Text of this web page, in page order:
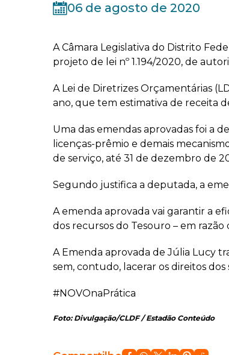
06 de agosto de 2020
A Câmara Legislativa do Distrito
projeto de lei nº 1.194/2020, de
A Lei de Diretrizes Orçamentárias
ano, que tem estimativa de receita
Uma das emendas aprovadas foi a de
licenças-prêmio e demais
de serviço, até 31 de dezembro de
Segundo justifica a deputada, a
A emenda aprovada vai garantir a
dos recursos do Tesouro – em razão
A Emenda aprovada de Júlia Lucy
sem, contudo, lacerar os direitos
#NOVOnaPrática
Foto: Divulgação/CLDF / Estadão Conteúdo